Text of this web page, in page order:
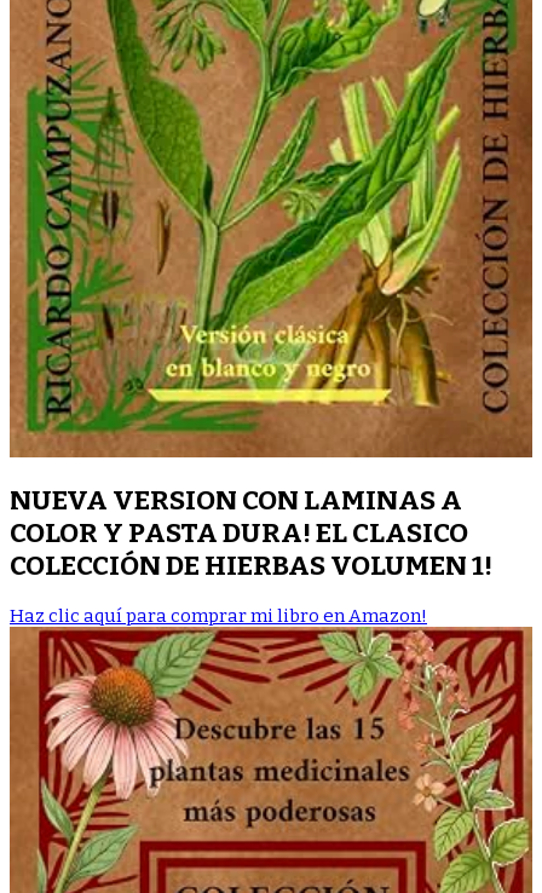
NUEVA VERSION CON LAMINAS A
COLOR Y PASTA DURA! EL CLASICO
COLECCIÓN DE HIERBAS VOLUMEN 1!
Haz clic aquí para comprar mi libro en Amazon!